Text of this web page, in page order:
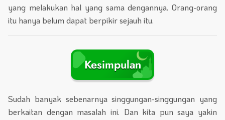
yang melakukan hal yang sama dengannya. Orang-orang
itu hanya belum dapat berpikir sejauh itu.
Kesimpulan
Sudah banyak sebenarnya singgungan-singgungan yang
berkaitan dengan masalah ini. Dan kita pun saya yakin